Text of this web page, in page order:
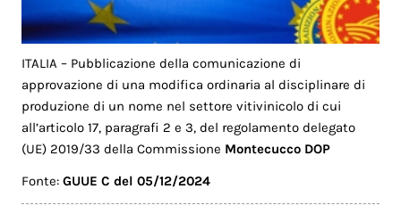
ITALIA – Pubblicazione della comunicazione di
approvazione di una modifica ordinaria al disciplinare di
produzione di un nome nel settore vitivinicolo di cui
all’articolo 17, paragrafi 2 e 3, del regolamento delegato
(UE) 2019/33 della Commissione Montecucco DOP
Fonte:GUUE C del 05/12/2024